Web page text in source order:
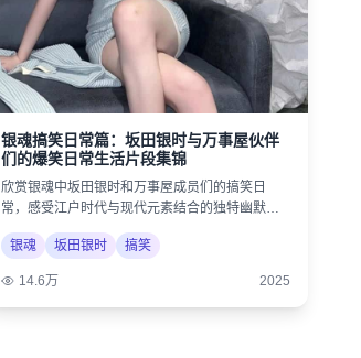
银魂搞笑日常篇：坂田银时与万事屋伙伴
们的爆笑日常生活片段集锦
欣赏银魂中坂田银时和万事屋成员们的搞笑日
常，感受江户时代与现代元素结合的独特幽默风
格。
银魂
坂田银时 搞笑
14.6万 2025